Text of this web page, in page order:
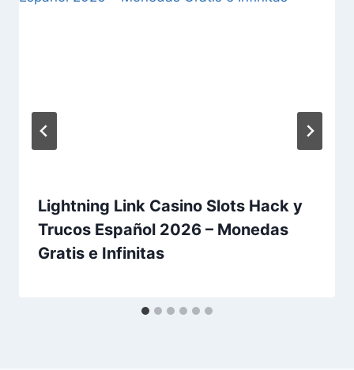
Lightning Link Casino Slots Hack y
Trucos Español 2026 – Monedas
Gratis e Infinitas